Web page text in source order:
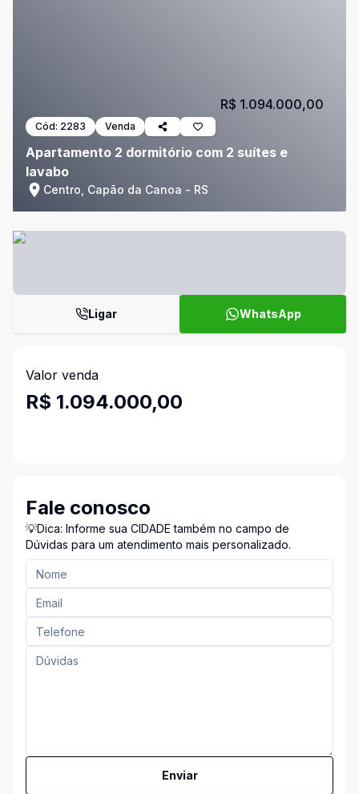
Cód: 2283 Venda
Apartamento 2 dormitório com 2 suítes e
lavabo
Centro, Capão da Canoa - RS
R$ 1.094.000,00
Ligar WhatsApp
Valor venda
R$ 1.094.000,00
Fale conosco
💡Dica: Informe sua CIDADE também no campo de
Dúvidas para um atendimento mais personalizado.
Enviar